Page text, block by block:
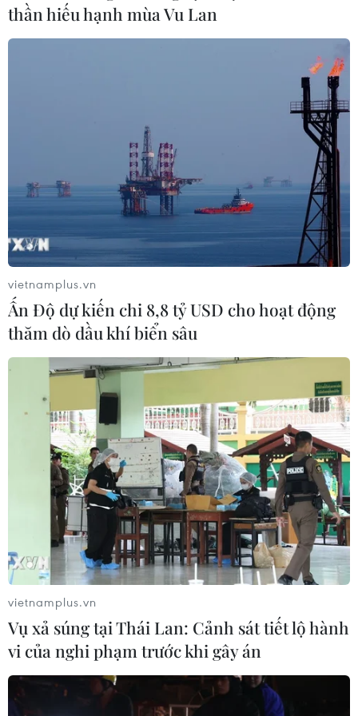
Triều Tiên hối thúc Mỹ thực thi thỏa
Ông Kim Song nêu rõ phía Triều Tiên đã chủ động nỗ
lực để xây dựng hòa bình lâu dài trên Bán đảo Triều
Tiên, theo ông, việc thực thi thỏa thuận Singapore là
điểm "mấu chốt" để củng cố hòa bình.
thần hiếu hạnh mùa Vu Lan
vietnamplus.vn
Ấn Độ dự kiến chi 8,8 tỷ USD cho hoạt động
thăm dò dầu khí biển sâu
vietnamplus.vn
Vụ xả súng tại Thái Lan: Cảnh sát tiết lộ hành
vi của nghi phạm trước khi gây án